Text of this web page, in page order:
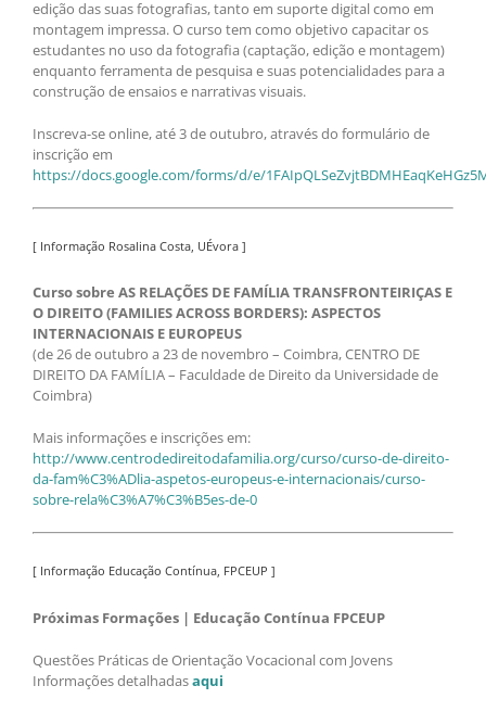
edição das suas fotografias, tanto em suporte digital como em
montagem impressa. O curso tem como objetivo capacitar os
estudantes no uso da fotografia (captação, edição e montagem)
enquanto ferramenta de pesquisa e suas potencialidades para a
construção de ensaios e narrativas visuais.
Inscreva-se online, até 3 de outubro, através do formulário de
inscrição em
https://docs.google.com/forms/d/e/
[ Informação Rosalina Costa, UÉvora ]
Curso sobre AS RELAÇÕES DE FAMÍLIA TRANSFRONTEIRIÇAS E
O DIREITO (FAMILIES ACROSS BORDERS): ASPECTOS
INTERNACIONAIS E EUROPEUS
(de 26 de outubro a 23 de novembro – Coimbra, CENTRO DE
DIREITO DA FAMÍLIA – Faculdade de Direito da Universidade de
Coimbra)
Mais informações e inscrições em:
http://www.centrodedireitodafamilia.org/curso/curso-de-direito-
da-fam%C3%ADlia-aspetos-europeus-e-internacionais/curso-
sobre-rela%C3%A7%C3%B5es-de-0
[ Informação Educação Contínua, FPCEUP ]
Próximas Formações | Educação Contínua FPCEUP
Questões Práticas de Orientação Vocacional com Jovens
Informações detalhadasaqui